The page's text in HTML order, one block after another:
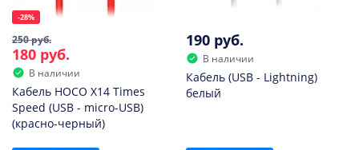
-28%
250 руб.
180 руб.
В наличии
Кабель HOCO X14 Times
Speed (USB - micro-USB)
(красно-черный)
190 руб.
В наличии
Кабель (USB - Lightning)
белый